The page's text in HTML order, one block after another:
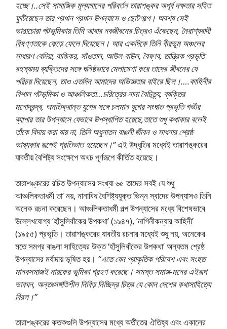
হচ্ছে।..সেই সামাজিক মূল্যমানের পরিবর্তন তারাশঙ্কর অপূর্ব দক্ষতার সহিত
ফুটিয়েছেন তার প্রধান প্রধান উপন্যাসে ও ছােটগল্পে। অবশ্য সেই
ভাঙাচোরা পটভূমিকায় তিনি আবার নবজীবনের চিত্রও এঁকেছেন, নৈরাশ্যবাদী
বিষণ্ণতাকে ঝেড়ে ফেলে দিয়েছেন। আর একদিকে তিনি বীরভূম অঞ্চলের
সাধারণ বেদিয়া, বাজিকর, সাঁওতাল, আউল-বাউল, বৈষ্ণব, তান্ত্রিক প্রভৃতি
রহস্যময় ব্যক্তিদের সঙ্গে ঘনিষ্ঠভাবে মেলামেশা করে তাদের জীবনের যে
পরিচয় দিয়েছেন, তাও এতদিন আমাদের অভিজ্ঞতার বাইরে ছিল।….কাহিনীর
বিশাল পটভূমিকা ও আঞ্চলিকতা…চরিত্রের নানা বৈচিত্র্য, ব্যক্তির
মনােদ্বন্দ্ব, অনতিক্রান্ত যুগের সঙ্গে চলমান যুগের সংঘাত প্রভৃতি গভীর
ব্যাপার তার উপন্যাসে যেভাবে উপস্থাপিত হয়েছে,তাতে শুধু কথাকার বলেই
তাঁকে বিদায় করা যায় না, তিনি অধুনাতন বাঙলী জীবন ও সাধনার শ্রেষ্ঠ
ভাষ্যকার রূপেই প্রতিভাত হয়েছেন।”এই উদ্ধৃতির মধ্যেই তারাশঙ্করের
যাবতীয় বৈশিষ্ট্য সংক্ষেপে অথচ পূর্ণরূপে কীর্তিত হয়েছে।
তারাশঙ্করের রচিত উপন্যাসের সংখ্যা ৬৫ তাদের সবই যে শুধু
আঞ্চলিকতাধর্মী তা’ নয়, নানাবিধ বৈশিষ্ট্যযুক্ত ভিন্ন স্বাদের উপন্যাসও তিনি
অনেক রচনা করেছেন। আঞ্চলিকতাধর্মী গল্প উপন্যাসের মধ্যে বিশেষভাবে
উল্লেখযােগ্য ‘হাঁসুলিবাঁকের উপকথা’ (১৯৪৭), ‘নাগিনীকন্যার কাহিনী’
(১৯৫৫) প্রভৃতি। তারাশঙ্করের যাবতীয় রচনার মধ্যেই শুধু নয়, অনেকের
মতে সমগ্র বাঙলা সাহিত্যের উক্ত ‘হাঁসুলিবাঁকের উপকথা’ অন্যতম শ্রেষ্ঠ
উপন্যাসের মর্যাদায় ভূষিত হয়। “এতে যেন প্রাকৃতিক পরিবেশ এবং সংহত
মানবসমাজই নায়কের ভূমিকা গ্রহণ করেছে। সমস্ত সমাজ-মনের এইরূপ
ভাবঘন, অন্তঃসঙ্গতিশীল নিবিড় নিচ্ছিদ্র চিত্র যে কোন দেশের কথাসাহিত্যে
বিরল।”
তারাশঙ্করের কতকগুলি উপন্যাসের মধ্যে অতীতের ঐতিহ্য এবং একালের